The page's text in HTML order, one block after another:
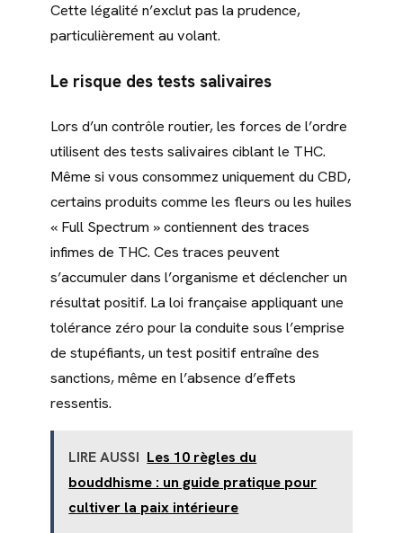
Cette légalité n’exclut pas la prudence,
particulièrement au volant.
Le risque des tests salivaires
Lors d’un contrôle routier, les forces de l’ordre
utilisent des tests salivaires ciblant le THC.
Même si vous consommez uniquement du CBD,
certains produits comme les fleurs ou les huiles
« Full Spectrum » contiennent des traces
infimes de THC. Ces traces peuvent
s’accumuler dans l’organisme et déclencher un
résultat positif. La loi française appliquant une
tolérance zéro pour la conduite sous l’emprise
de stupéfiants, un test positif entraîne des
sanctions, même en l’absence d’effets
ressentis.
LIRE AUSSI Les 10 règles du
bouddhisme : un guide pratique pour
cultiver la paix intérieure